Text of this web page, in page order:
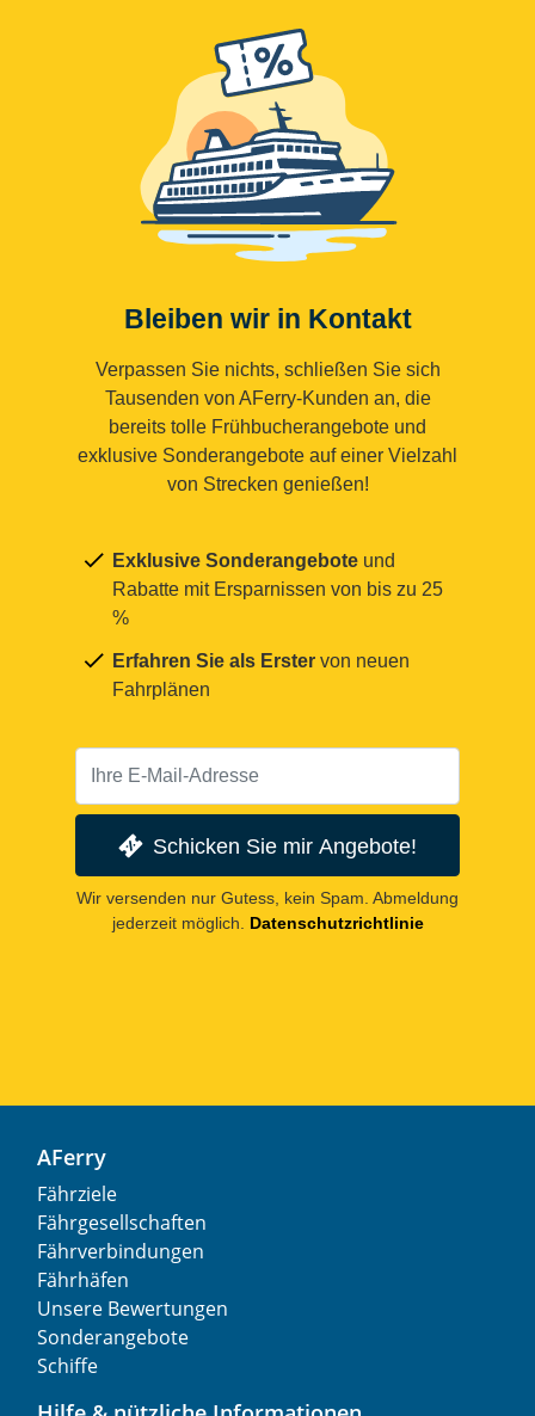
Bleiben wir in Kontakt
Verpassen Sie nichts, schließen Sie sich
Tausenden von AFerry-Kunden an, die
bereits tolle Frühbucherangebote und
exklusive Sonderangebote auf einer Vielzahl
von Strecken genießen!
Exklusive Sonderangebote und
Rabatte mit Ersparnissen von bis zu 25
%
Erfahren Sie als Erster von neuen
Fahrplänen
Schicken Sie mir Angebote!
Wir versenden nur Gutess, kein Spam. Abmeldung
jederzeit möglich.
Datenschutzrichtlinie
AFerry
Fährziele
Fährgesellschaften
Fährverbindungen
Fährhäfen
Unsere Bewertungen
Sonderangebote
Schiffe